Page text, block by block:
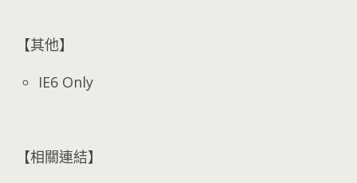
【其他】
IE6 Only
【相關連結】